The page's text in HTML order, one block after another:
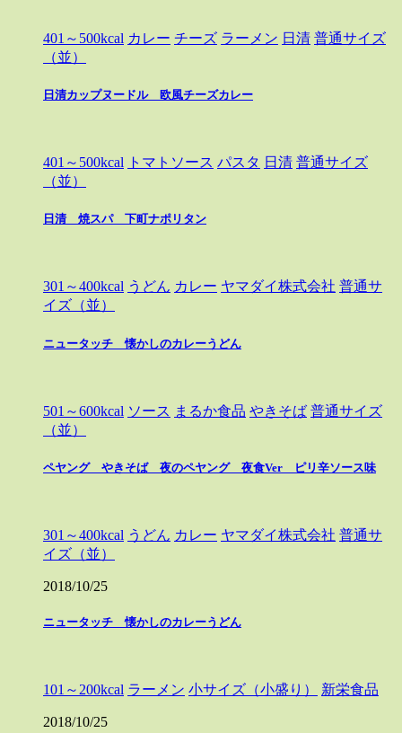
401～500kcal カレー チーズ ラーメン 日清 普通サイズ
（並）
日清カップヌードル 欧風チーズカレー
401～500kcal トマトソース パスタ 日清 普通サイズ
（並）
日清 焼スパ 下町ナポリタン
301～400kcal うどん カレー ヤマダイ株式会社 普通サ
イズ（並）
ニュータッチ 懐かしのカレーうどん
501～600kcal ソース まるか食品 やきそば 普通サイズ
（並）
ペヤング やきそば 夜のペヤング 夜食Ver ピリ辛ソース味
301～400kcal うどん カレー ヤマダイ株式会社 普通サ
イズ（並）
2018/10/25
ニュータッチ 懐かしのカレーうどん
101～200kcal ラーメン 小サイズ（小盛り） 新栄食品
2018/10/25